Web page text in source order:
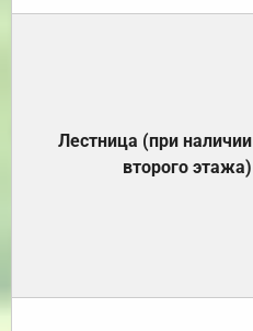
Лестница (при наличии
второго этажа)